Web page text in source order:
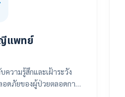
แพทย์
ความรู้สึกและเฝ้าระวัง
ดภัยของผู้ป่วยตลอดการ